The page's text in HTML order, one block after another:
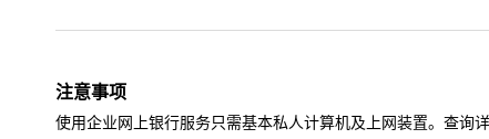
注意事项
使用企业网上银行服务只需基本私人计算机及上网装置。查询详